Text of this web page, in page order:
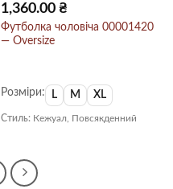
1,360.00 ₴
Футболка чоловіча 00001420
— Oversize
Розміри: L M XL
Стиль: Кежуал, Повсякденний